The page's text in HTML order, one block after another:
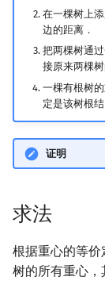
在一棵树上
边的距离．
把两棵树通
接原来两棵
一棵有根树
定是该树根
证明
求法
根据重心的等
树的所有重心，